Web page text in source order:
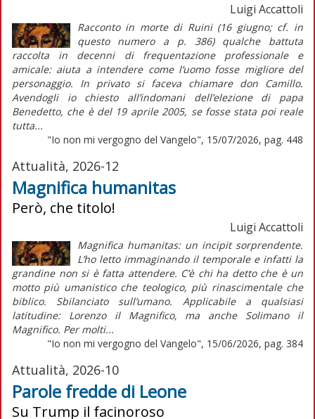
Luigi Accattoli
Racconto in morte di Ruini (16 giugno; cf. in
questo numero a p. 386) qualche battuta
raccolta in decenni di frequentazione professionale e
amicale: aiuta a intendere come l’uomo fosse migliore del
personaggio. In privato si faceva chiamare don Camillo.
Avendogli io chiesto all’indomani dell’elezione di papa
Benedetto, che è del 19 aprile 2005, se fosse stata poi reale
tutta...
"Io non mi vergogno del Vangelo", 15/07/2026, pag. 448
Attualità, 2026-12
Magnifica humanitas
Però, che titolo!
Luigi Accattoli
Magnifica humanitas: un incipit sorprendente.
L’ho letto immaginando il temporale e infatti la
grandine non si è fatta attendere. C’è chi ha detto che è un
motto più umanistico che teologico, più rinascimentale che
biblico. Sbilanciato sull’umano. Applicabile a qualsiasi
latitudine: Lorenzo il Magnifico, ma anche Solimano il
Magnifico. Per molti...
"Io non mi vergogno del Vangelo", 15/06/2026, pag. 384
Attualità, 2026-10
Parole fredde di Leone
Su Trump il facinoroso